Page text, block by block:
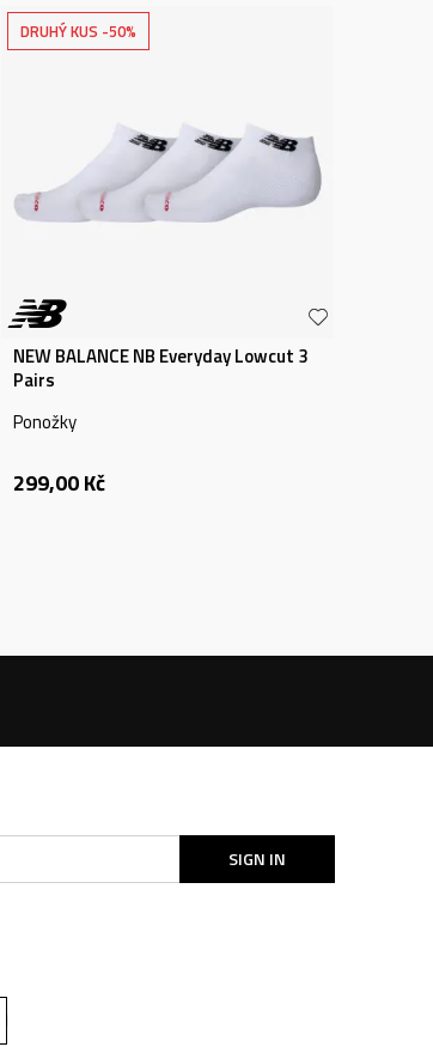
DRUHÝ KUS -50%
NEW BALANCE NB Everyday Lowcut 3
Pairs
Ponožky
299,00Kč
SIGN IN